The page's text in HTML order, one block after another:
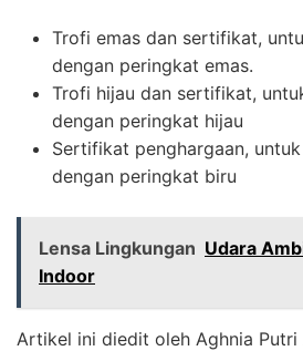
Trofi emas dan sertifikat,
dengan peringkat emas.
Trofi hijau dan sertifikat,
dengan peringkat hijau
Sertifikat penghargaan, untuk
dengan peringkat biru
Lensa Lingkungan Udara
Indoor
Artikel ini diedit oleh Aghnia Putri